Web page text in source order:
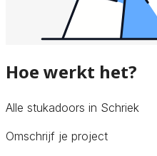
Hoe werkt het?
Alle stukadoors in Schriek
Omschrijf je project